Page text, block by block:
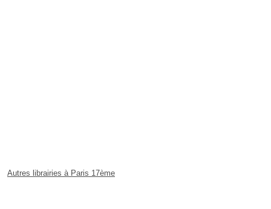
Autres librairies à Paris 17ème